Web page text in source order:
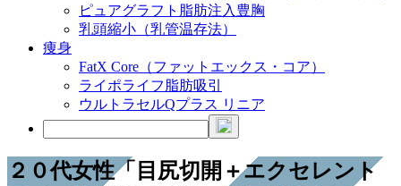
ピュアグラフト脂肪注入豊胸
乳頭縮小（乳管温存法）
痩身
FatX Core（ファットエックス・コア）
ライポライフ脂肪吸引
ウルトラセルQプラス リニア
２０代女性「目尻切開＋エクセレント